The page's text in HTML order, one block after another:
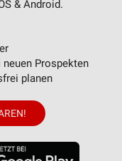
& Android.
Prospekten
planen